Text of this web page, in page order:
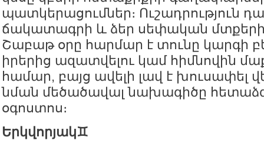
պատկերացումներ։ Ուշադրություն
ճակատագրի և ձեր սեփական մտքերի
Շաբաթ օրը հարմար է տունը կարգի
իրերից ազատվելու կամ հիմնովին
համար, բայց ավելի լավ է խուսափել
նման մեծածավալ նախագիծը
օգոստոս։
Երկվորյակ♊️